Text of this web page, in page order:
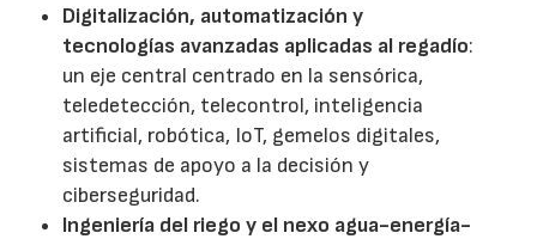
Digitalización, automatización y
tecnologías avanzadas aplicadas al regadío:
un eje central centrado en la sensórica,
teledetección, telecontrol, inteligencia
artificial, robótica, IoT, gemelos digitales,
sistemas de apoyo a la decisión y
ciberseguridad.
Ingeniería del riego y el nexo agua-energía-